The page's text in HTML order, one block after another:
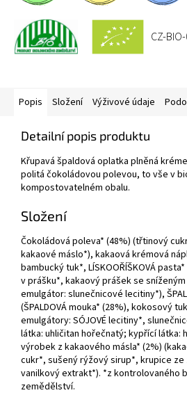
CZ-
Popis Složení Výživové údaje
Detailní popis produktu
Křupavá špaldová oplatka plněná
politá čokoládovou polevou, to vše v
kompostovatelném obalu.
Složení
Čokoládová poleva* (48%) (třtinový
kakaové máslo*), kakaová krémová
bambucký tuk*, LÍSKOOŘÍŠKOVÁ
v prášku*, kakaový prášek se
emulgátor: slunečnicové lecitiny*),
(ŠPALDOVÁ mouka* (28%), kokosový
emulgátory: SÓJOVÉ lecitiny*,
látka: uhličitan hořečnatý; kypřící látka:
výrobek z kakaového másla* (2%)
cukr*, sušený rýžový sirup*, krupice ze
vanilkový extrakt*). *z kontrolovaného
zemědělství.